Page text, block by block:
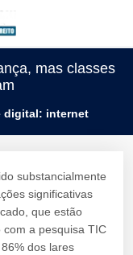
mas classes
digital: internet
substancialmente
significativas
que estão
a pesquisa TIC
dos lares